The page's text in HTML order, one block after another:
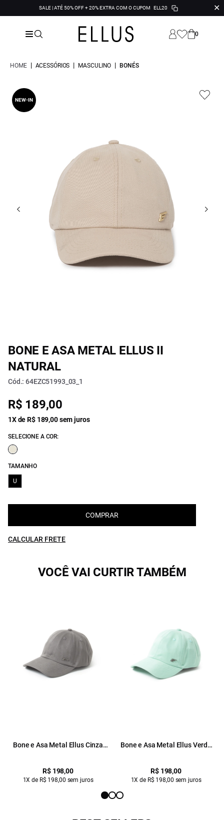
SALE | ATÉ 50% OFF + 20% EXTRA COM O CUPOM ELL20 ✕
0
HOME | ACESSÓRIOS | MASCULINO | BONÉS
NEW-IN
BONE E ASA METAL ELLUS II
NATURAL
Cód.: 64EZC51993_03_1
R$ 189,00
1X de R$ 189,00 sem juros
SELECIONE A COR:
TAMANHO
U
COMPRAR
CALCULAR FRETE
VOCÊ VAI CURTIR TAMBÉM
Bone e Asa Metal Ellus Cinza
R$ 198,00
1X de R$ 198,00 sem juros
Bone e Asa Metal Ellus Verde
R$ 198,00
1X de R$ 198,00 sem juros